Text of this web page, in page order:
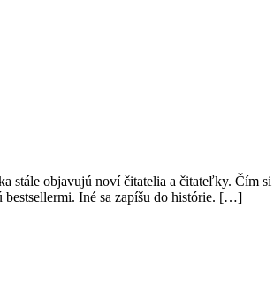
stále objavujú noví čitatelia a čitateľky. Čím
bestsellermi. Iné sa zapíšu do histórie. […]